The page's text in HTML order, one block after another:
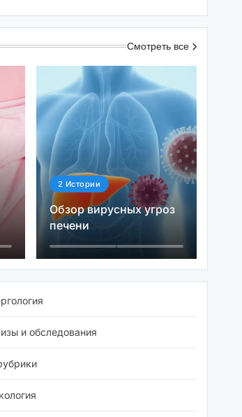
менингококка
Смотреть все
2 Истории
Обзор вирусных угроз
печени
и обследования